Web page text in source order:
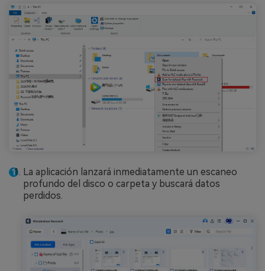
La aplicación lanzará inmediatamente un escaneo
profundo del disco o carpeta y buscará datos
perdidos.